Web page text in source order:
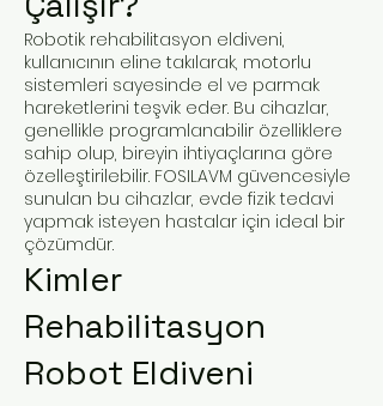
Robotik rehabilitasyon eldiveni,
kullanıcının eline takılarak, motorlu
sistemleri sayesinde el ve parmak
hareketlerini teşvik eder. Bu cihazlar,
genellikle programlanabilir özelliklere
sahip olup, bireyin ihtiyaçlarına göre
özelleştirilebilir. FOSILAVM güvencesiyle
sunulan bu cihazlar, evde fizik tedavi
yapmak isteyen hastalar için ideal bir
çözümdür.
Kimler
Rehabilitasyon
Robot Eldiveni